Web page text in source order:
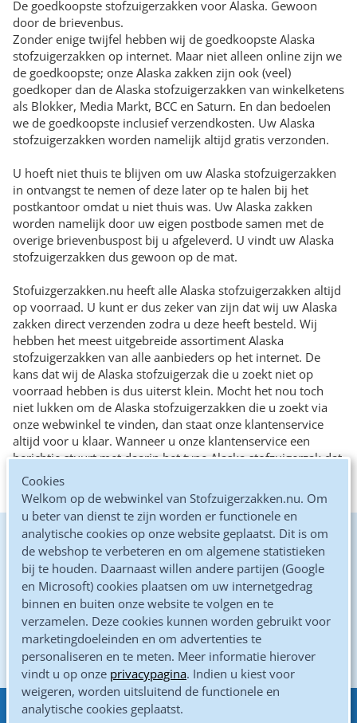
De goedkoopste stofzuigerzakken voor Alaska. Gewoon
door de brievenbus.
Zonder enige twijfel hebben wij de goedkoopste Alaska
stofzuigerzakken op internet. Maar niet alleen online zijn we
de goedkoopste; onze Alaska zakken zijn ook (veel)
goedkoper dan de Alaska stofzuigerzakken van winkelketens
als Blokker, Media Markt, BCC en Saturn. En dan bedoelen
we de goedkoopste inclusief verzendkosten. Uw Alaska
stofzuigerzakken worden namelijk altijd gratis verzonden.
U hoeft niet thuis te blijven om uw Alaska stofzuigerzakken
in ontvangst te nemen of deze later op te halen bij het
postkantoor omdat u niet thuis was. Uw Alaska zakken
worden namelijk door uw eigen postbode samen met de
overige brievenbuspost bij u afgeleverd. U vindt uw Alaska
stofzuigerzakken dus gewoon op de mat.
Stofuizgerzakken.nu heeft alle Alaska stofzuigerzakken altijd
op voorraad. U kunt er dus zeker van zijn dat wij uw Alaska
zakken direct verzenden zodra u deze heeft besteld. Wij
hebben het meest uitgebreide assortiment Alaska
stofzuigerzakken van alle aanbieders op het internet. De
kans dat wij de Alaska stofzuigerzak die u zoekt niet op
voorraad hebben is dus uiterst klein. Mocht het nou toch
niet lukken om de Alaska stofzuigerzakken die u zoekt via
onze webwinkel te vinden, dan staat onze klantenservice
altijd voor u klaar. Wanneer u onze klantenservice een
berichtje stuurt met daarin het type Alaska stofzuigerzak dat
u zoekt, zullen zij de juiste Alaska stofzuigerzakken voor u
opzoeken en deze (na uw akkoord) aan u toesturen.
De goedkoopste online
Kwaliteits microvezel zakken
Altijd gratis verzonden
Gewoon door de brievenbus
Eenvoudig betalen met
Cookies
Welkom op de webwinkel van Stofzuigerzakken.nu. Om
u beter van dienst te zijn worden er functionele en
analytische cookies op onze website geplaatst. Dit is om
de webshop te verbeteren en om algemene statistieken
bij te houden. Daarnaast willen andere partijen (Google
en Microsoft) cookies plaatsen om uw internetgedrag
binnen en buiten onze website te volgen en te
verzamelen. Deze cookies kunnen worden gebruikt voor
marketingdoeleinden en om advertenties te
personaliseren en te meten. Meer informatie hierover
vindt u op onze privacypagina. Indien u kiest voor
weigeren, worden uitsluitend de functionele en
analytische cookies geplaatst.